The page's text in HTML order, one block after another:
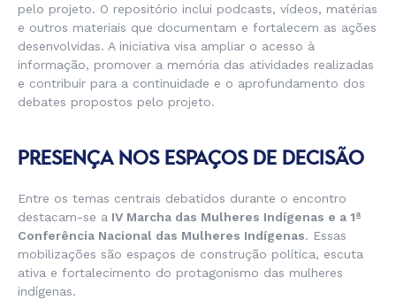
pelo projeto. O repositório inclui podcasts, vídeos, matérias
e outros materiais que documentam e fortalecem as ações
desenvolvidas. A iniciativa visa ampliar o acesso à
informação, promover a memória das atividades realizadas
e contribuir para a continuidade e o aprofundamento dos
debates propostos pelo projeto.
PRESENÇA NOS ESPAÇOS DE DECISÃO
Entre os temas centrais debatidos durante o encontro
destacam-se a IV Marcha das Mulheres Indígenas e a 1ª
Conferência Nacional das Mulheres Indígenas. Essas
mobilizações são espaços de construção política, escuta
ativa e fortalecimento do protagonismo das mulheres
indígenas.